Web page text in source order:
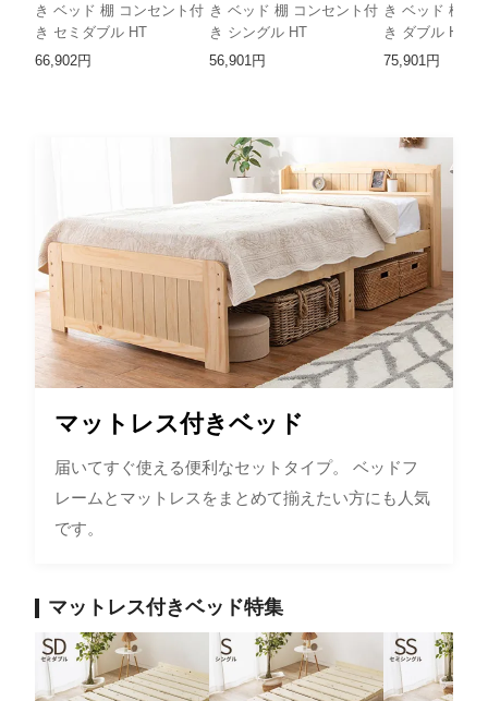
き ベッド 棚 コンセント付
き セミダブル HT
66,902円
き ベッド 棚 コンセント付
き シングル HT
56,901円
き ベッド 棚 コ
き ダブル HT
75,901円
マットレス付きベッド
届いてすぐ使える便利なセットタイプ。 ベッドフ
レームとマットレスをまとめて揃えたい方にも人気
です。
マットレス付きベッド特集